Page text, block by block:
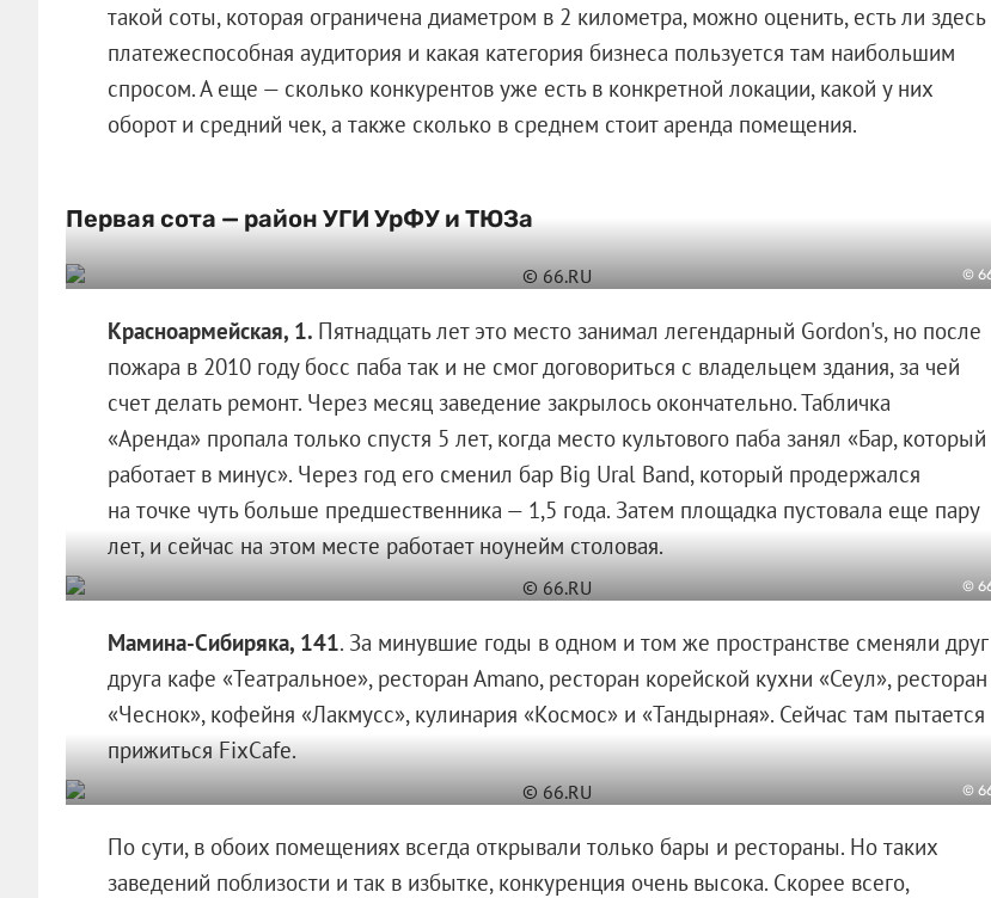
такой соты, которая ограничена диаметром в 2 километра, можно оценить, есть ли здесь
платежеспособная аудитория и какая категория бизнеса пользуется там наибольшим
спросом. А еще — сколько конкурентов уже есть в конкретной локации, какой у них
оборот и средний чек, а также сколько в среднем стоит аренда помещения.
Первая сота — район УГИ УрФУ и ТЮЗа
©
Красноармейская, 1. Пятнадцать лет это место занимал легендарный Gordon's, но после
пожара в 2010 году босс паба так и не смог договориться с владельцем здания, за чей
счет делать ремонт. Через месяц заведение закрылось окончательно. Табличка
«Аренда» пропала только спустя 5 лет, когда место культового паба занял «Бар, который
работает в минус». Через год его сменил бар Big Ural Band, который продержался
на точке чуть больше предшественника — 1,5 года. Затем площадка пустовала еще пару
лет, и сейчас на этом месте работает ноунейм столовая.
©
Мамина-Сибиряка, 141. За минувшие годы в одном и том же пространстве сменяли друг
друга кафе «Театральное», ресторан Аmano, ресторан корейской кухни «Сеул», ресторан
«Чеснок», кофейня «Лакмусс», кулинария «Космос» и «Тандырная». Сейчас там пытается
прижиться FixCafe.
©
По сути, в обоих помещениях всегда открывали только бары и рестораны. Но таких
заведений поблизости и так в избытке, конкуренция очень высока. Скорее всего,